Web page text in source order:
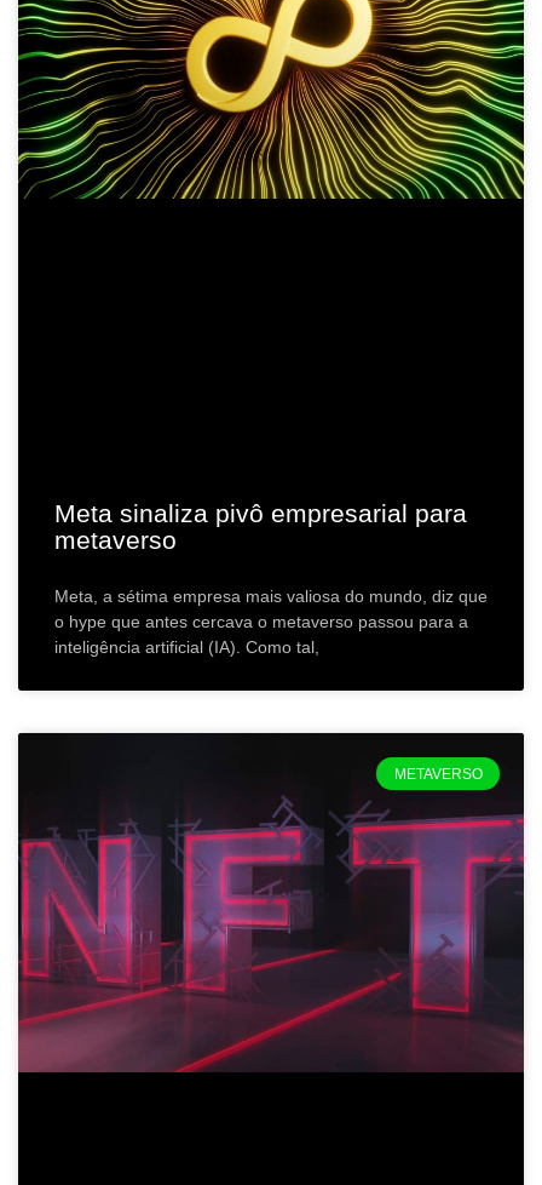
Meta sinaliza pivô empresarial para
metaverso
Meta, a sétima empresa mais valiosa do mundo, diz que
o hype que antes cercava o metaverso passou para a
inteligência artificial (IA). Como tal,
METAVERSO